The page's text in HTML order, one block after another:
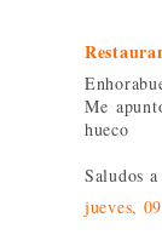
Me
hueco
Saludos
jueves,